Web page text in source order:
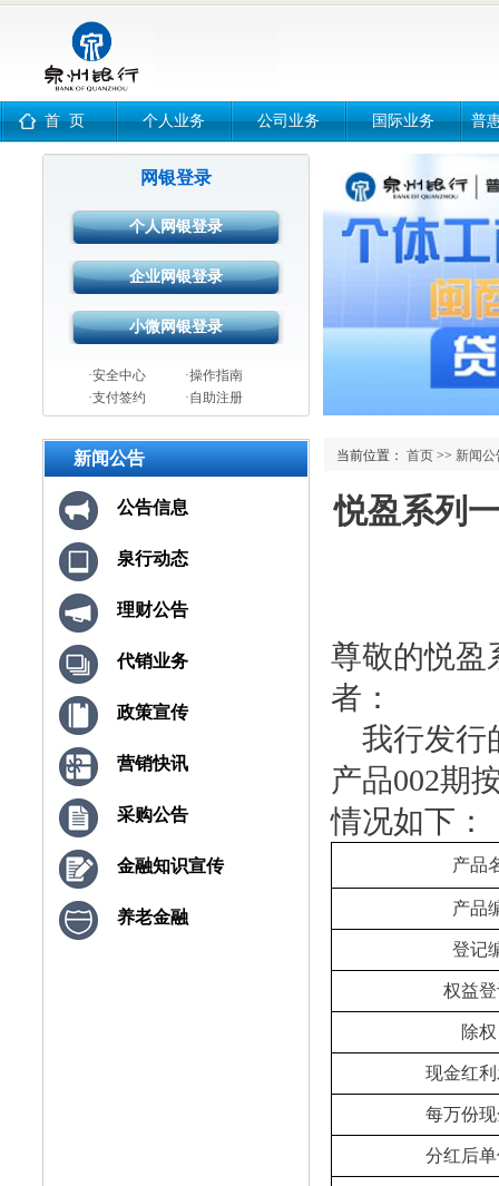
个人业务 公司业务 国际业务 普
首 页
网银登录
·安全中心
·操作指南
·支付签约
·自助注册
新闻公告
公告信息
泉行动态
理财公告
代销业务
政策宣传
营销快讯
采购公告
金融知识宣传
养老金融
当前位置： 首页 >> 新闻公
悦盈系列
尊敬的悦盈
者：
我行发行
产品002期
情况如下：
产品
产品
登记
权益
除
现金红
每万份
分红后